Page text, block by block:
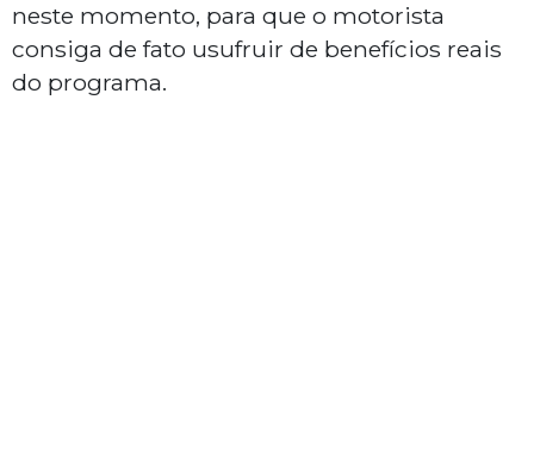
neste momento, para que o motorista
consiga de fato usufruir de benefícios reais
do programa.